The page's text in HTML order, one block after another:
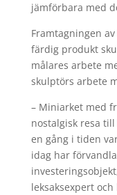
jämförbara med
Framtagningen
färdig produkt
målares arbete
skulptörs arbete
– Miniarket med
nostalgisk resa
en gång i tiden
idag har
leksaksexpert